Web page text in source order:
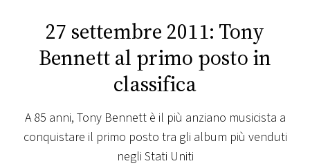
RADIO
WEB
PLAYLIST
27 settembre 2011: Tony
Bennett al primo posto in
classifica
A 85 anni, Tony Bennett è il più anziano musicista a
conquistare il primo posto tra gli album più venduti
negli Stati Uniti